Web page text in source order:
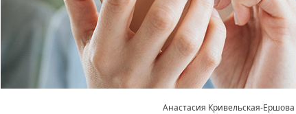
Анастасия Кривельская-Ершова